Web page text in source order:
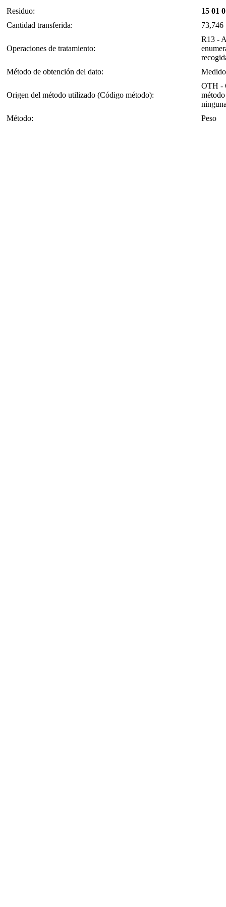
Residuo:
15 01
Cantidad transferida:
73,746
Operaciones de tratamiento:
R13 -
Método de obtención del dato:
Medido
Origen del método utilizado (Código método):
OTH -
Método:
Peso